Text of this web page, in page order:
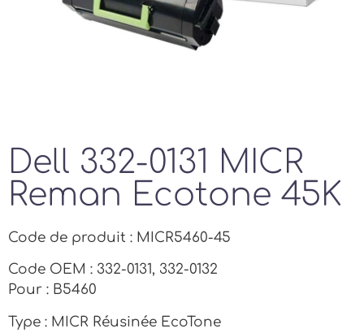
Dell 332-0131 MICR
Reman Ecotone 45K
Code de produit : MICR5460-45
Code OEM : 332-0131, 332-0132
Pour : B5460
Type : MICR Réusinée EcoTone